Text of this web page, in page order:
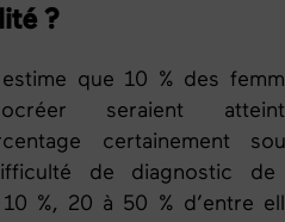
?
que 10 % des
seraient
certainement
de diagnostic de
%, 20 à 50 % d’entre